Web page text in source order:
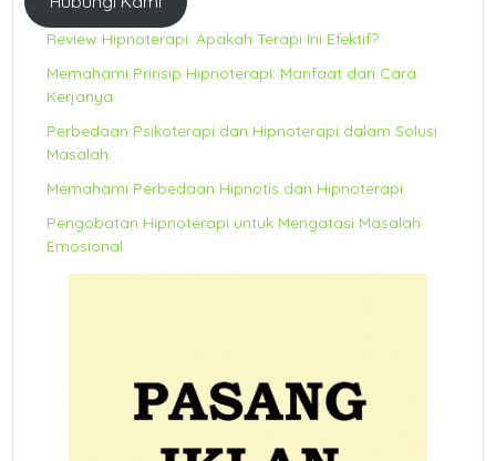
Review Hipnoterapi: Apakah Terapi Ini Efektif?
Memahami Prinsip Hipnoterapi: Manfaat dan Cara
Kerjanya
Perbedaan Psikoterapi dan Hipnoterapi dalam Solusi
Masalah
Memahami Perbedaan Hipnotis dan Hipnoterapi
Pengobatan Hipnoterapi untuk Mengatasi Masalah
Emosional